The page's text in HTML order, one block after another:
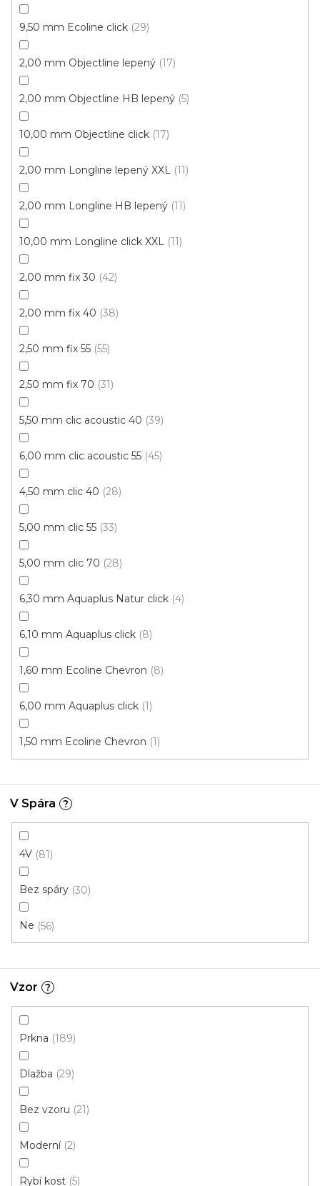
9,50 mm Ecoline click 29
2,00 mm Objectline lepený 17
2,00 mm Objectline HB lepený 5
10,00 mm Objectline click 17
2,00 mm Longline lepený XXL 11
2,00 mm Longline HB lepený 11
10,00 mm Longline click XXL 11
2,00 mm fix 30 42
2,00 mm fix 40 38
2,50 mm fix 55 55
2,50 mm fix 70 31
5,50 mm clic acoustic 40 39
6,00 mm clic acoustic 55 45
4,50 mm clic 40 28
5,00 mm clic 55 33
5,00 mm clic 70 28
6,30 mm Aquaplus Natur click 4
6,10 mm Aquaplus click 8
1,60 mm Ecoline Chevron 8
6,00 mm Aquaplus click 1
1,50 mm Ecoline Chevron 1
V Spára ?
4V 81
Bez spáry 30
Ne 56
Vzor ?
Prkna 189
Dlažba 29
Bez vzoru 21
Moderní 2
Rybí kost 5
Vinylová podlaha PALLADIUM 40 French Oak
Light
Doprodej
od 398 Kč / m2
599 Kč
Click (plovoucí)
Vinylová podlaha PALLADIUM 40 Grace Oak
Greige
Skladem externě, odesíláme do 2-3 dnů
od
599 Kč
Click (plovoucí)
Vinylová podlaha PALLADIUM 40 Grace Oak
Natural
Skladem externě, odesíláme do 2-3 dnů
od
599 Kč
Click (plovoucí)